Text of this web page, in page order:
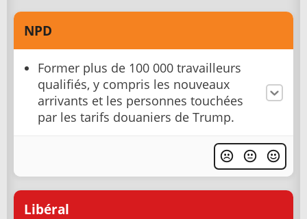
NPD
Former plus de 100 000 travailleurs
qualifiés, y compris les nouveaux
arrivants et les personnes touchées
par les tarifs douaniers de Trump.
Libéral